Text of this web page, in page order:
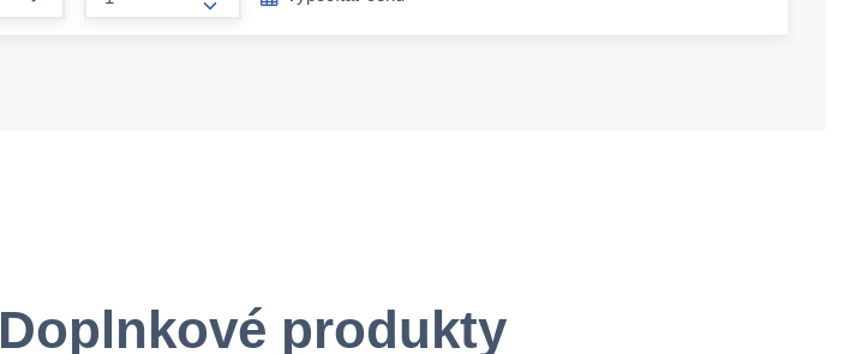
form.increase-amount
Doplnkové produkty